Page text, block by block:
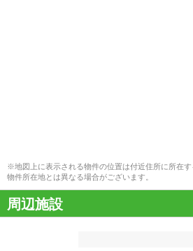
※地図上に表示される物件の位置は付近住所に所在
物件所在地とは異なる場合がございます。
周辺施設